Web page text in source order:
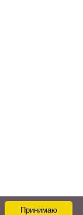
Принимаю